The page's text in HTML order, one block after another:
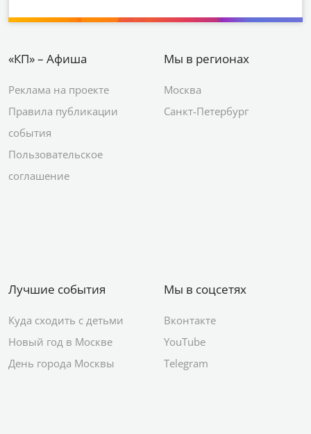
«КП» – Афиша
Реклама на проекте
Правила публикации
события
Пользовательское
соглашение
Мы в регионах
Москва
Санкт-Петербург
Лучшие события
Куда сходить с детьми
Новый год в Москве
День города Москвы
Мы в соцсетях
Вконтакте
YouTube
Telegram